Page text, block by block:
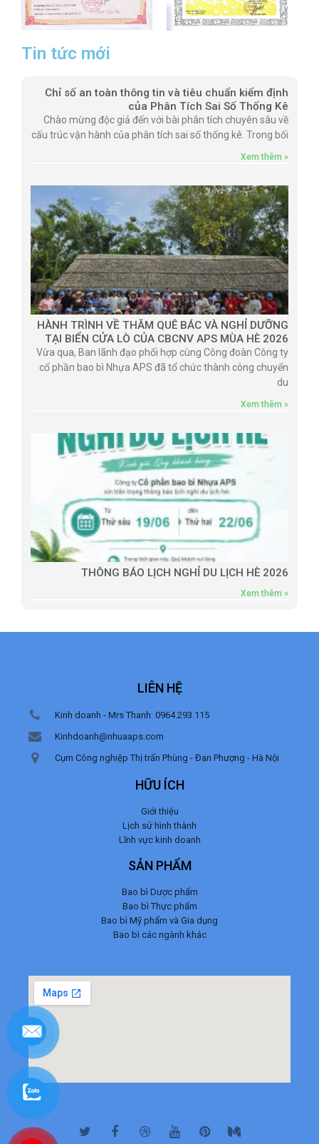
Tin tức mới
Chỉ số an toàn thông tin và tiêu chuẩn kiểm định
của Phân Tích Sai Số Thống Kê
Chào mừng độc giả đến với bài phân tích chuyên sâu về
cấu trúc vận hành của phân tích sai số thống kê. Trong bối
Xem thêm »
HÀNH TRÌNH VỀ THĂM QUÊ BÁC VÀ NGHỈ DƯỠNG
TẠI BIỂN CỬA LÒ CỦA CBCNV APS MÙA HÈ 2026
Vừa qua, Ban lãnh đạo phối hợp cùng Công đoàn Công ty
cổ phần bao bì Nhựa APS đã tổ chức thành công chuyến
du
Xem thêm »
THÔNG BÁO LỊCH NGHỈ DU LỊCH HÈ 2026
Xem thêm »
LIÊN HỆ
Kinh doanh - Mrs Thanh: 0964.293.115
Kinhdoanh@nhuaaps.com
Cụm Công nghiệp Thị trấn Phùng - Đan Phượng - Hà Nội
HỮU ÍCH
Giới thiệu
Lịch sử hình thành
Lĩnh vực kinh doanh
SẢN PHẨM
Bao bì Dược phẩm
Bao bì Thực phẩm
Bao bì Mỹ phẩm và Gia dụng
Bao bì các ngành khác